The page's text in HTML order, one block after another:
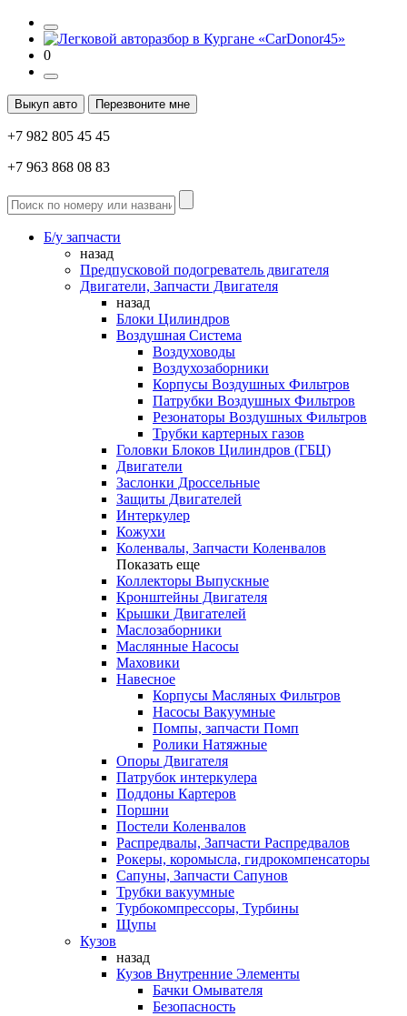
0
Выкуп авто Перезвоните мне
+7 982 805 45 45
+7 963 868 08 83
Б/у запчасти
назад
Предпусковой подогреватель двигателя
Двигатели, Запчасти Двигателя
назад
Блоки Цилиндров
Воздушная Система
Воздуховоды
Воздухозаборники
Корпусы Воздушных Фильтров
Патрубки Воздушных Фильтров
Резонаторы Воздушных Фильтров
Трубки картерных газов
Головки Блоков Цилиндров (ГБЦ)
Двигатели
Заслонки Дроссельные
Защиты Двигателей
Интеркулер
Кожухи
Коленвалы, Запчасти Коленвалов
Показать еще
Коллекторы Выпускные
Кронштейны Двигателя
Крышки Двигателей
Маслозаборники
Маслянные Насосы
Маховики
Навесное
Корпусы Масляных Фильтров
Насосы Вакуумные
Помпы, запчасти Помп
Ролики Натяжные
Опоры Двигателя
Патрубок интеркулера
Поддоны Картеров
Поршни
Постели Коленвалов
Распредвалы, Запчасти Распредвалов
Рокеры, коромысла, гидрокомпенсаторы
Сапуны, Запчасти Сапунов
Трубки вакуумные
Турбокомпрессоры, Турбины
Щупы
Кузов
назад
Кузов Внутренние Элементы
Бачки Омывателя
Безопасность